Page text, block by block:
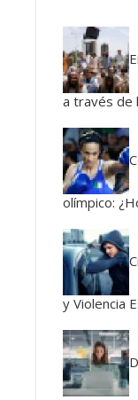
a través de
olímpico:
y Violencia